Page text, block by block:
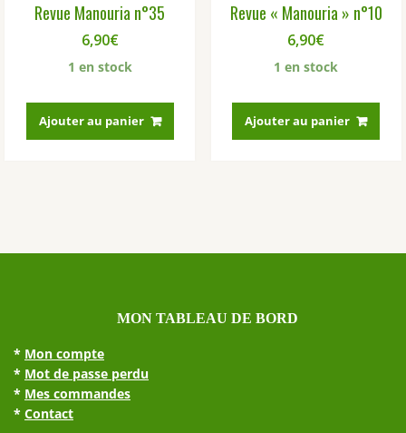
Revue Manouria n°35
6,90€
1 en stock
Ajouter au panier
Revue « Manouria » n°10
6,90€
1 en stock
Ajouter au panier
MON TABLEAU DE BORD
* Mon compte
* Mot de passe perdu
* Mes commandes
* Contact